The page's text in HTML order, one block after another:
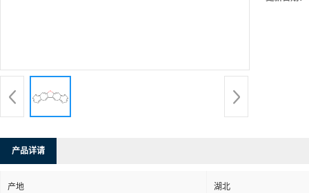
产品详请
产地 湖北